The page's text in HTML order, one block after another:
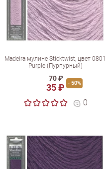
Madeira мулине Sticktwist, цвет 0801
Purple (Пурпурный)
70 ₽
35 ₽ - 50%
0